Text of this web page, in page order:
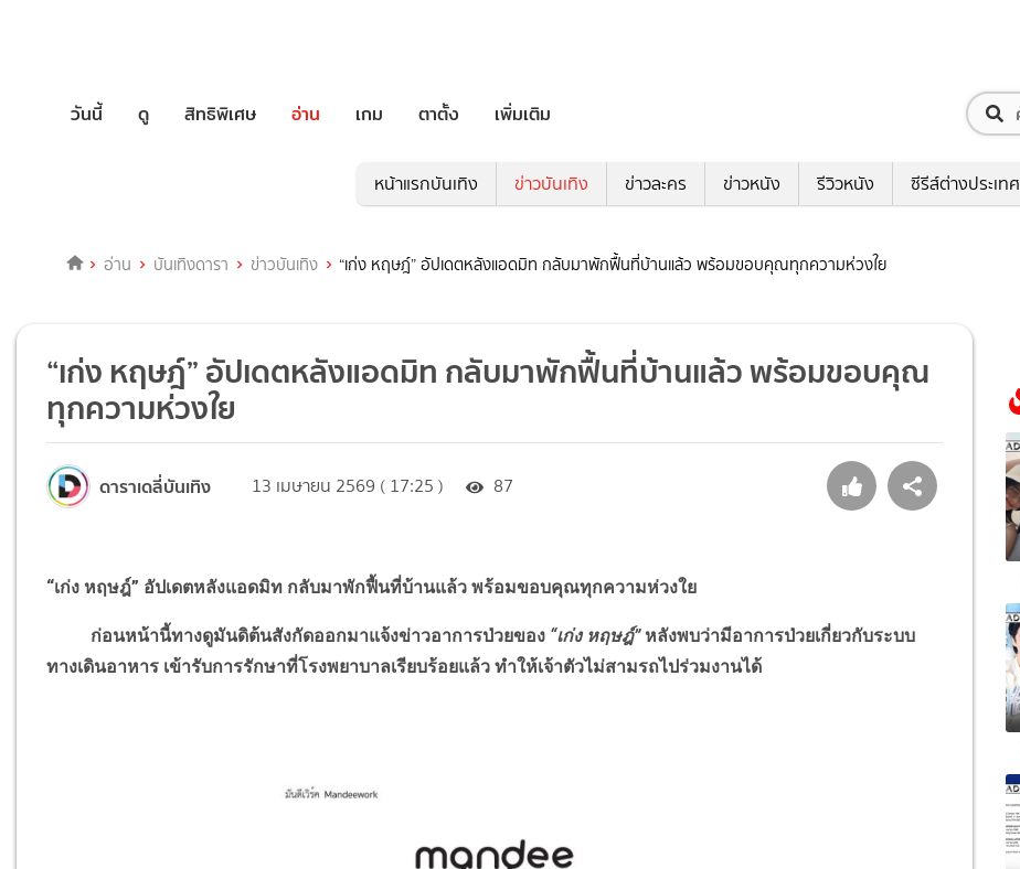
วันนี้ ดู สิทธิพิเศษ อ่าน เกม ตาตั้ง เพิ่มเติม
หน้าแรกบันเทิง ข่าวบันเทิง ข่าวละคร ข่าวหนัง รีวิวหนัง ซีรีส์ต่างประเทศ
อ่าน บันเทิงดารา ข่าวบันเทิง “เก่ง หฤษฎ์” อัปเดตหลังแอดมิท กลับมาพักฟื้นที่บ้านแล้ว พร้อมขอบคุณทุกความห่วงใย
“เก่ง หฤษฎ์” อัปเดตหลังแอดมิท กลับมาพักฟื้นที่บ้านแล้ว พร้อมขอบคุณ
ทุกความห่วงใย
ดาราเดลี่บันเทิง 13 เมษายน 2569 ( 17:25 ) 87
“เก่ง หฤษฎ์” อัปเดตหลังแอดมิท กลับมาพักฟื้นที่บ้านแล้ว พร้อมขอบคุณทุกความห่วงใย
ก่อนหน้านี้ทางดูมันดิต้นสังกัดออกมาแจ้งข่าวอาการป่วยของ “เก่ง หฤษฎ์” หลังพบว่ามีอาการป่วยเกี่ยวกับระบบ
ทางเดินอาหาร เข้ารับการรักษาที่โรงพยาบาลเรียบร้อยแล้ว ทำให้เจ้าตัวไม่สามรถไปร่วมงานได้